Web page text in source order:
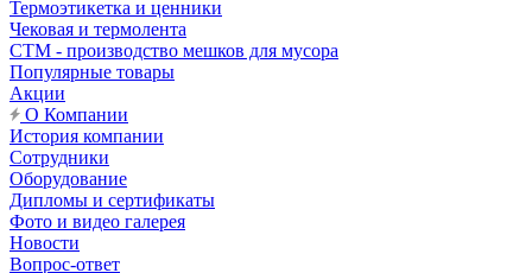
Термоэтикетка и ценники
Чековая и термолента
СТМ - производство мешков для мусора
Популярные товары
Акции
О Компании
История компании
Сотрудники
Оборудование
Дипломы и сертификаты
Фото и видео галерея
Новости
Вопрос-ответ